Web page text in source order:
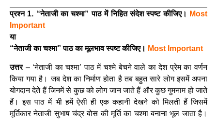
प्रश्न 1. “नेताजी का चश्मा” पाठ में निहित संदेश स्पष्ट कीजिए।
Most
Important
या
“नेताजी का चश्मा” पाठ का मूलभाव स्पष्ट कीजिए। Most Important
उत्तर – ‘नेताजी का चश्मा’ पाठ में चश्मे बेचने वाले का देश प्रेम का वर्णन
किया गया है। जब देश का निर्माण होता है तब बहुत सारे लोग इसमें अपना
योगदान देते हैं जिनमें से कुछ को लोग जान जाते हैं और कुछ गुमनाम हो जाते
हैं। इस पाठ में भी हमें ऐसी ही एक कहानी देखने को मिलती हैं जिसमें
मूर्तिकार नेताजी सुभाष चंद्र बोस की मूर्ति का चश्मा बनाना भूल जाता है।